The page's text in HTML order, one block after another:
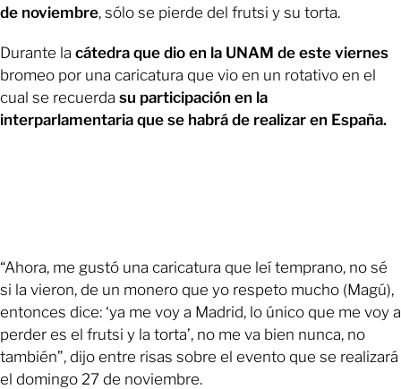
de noviembre, sólo se pierde del frutsi y su torta.
Durante la cátedra que dio en la UNAM de este viernes
bromeo por una caricatura que vio en un rotativo en el
cual se recuerda su participación en la
interparlamentaria que se habrá de realizar en España.
“Ahora, me gustó una caricatura que leí temprano, no sé
si la vieron, de un monero que yo respeto mucho (Magú),
entonces dice: ‘ya me voy a Madrid, lo único que me voy a
perder es el frutsi y la torta’, no me va bien nunca, no
también”, dijo entre risas sobre el evento que se realizará
el domingo 27 de noviembre.